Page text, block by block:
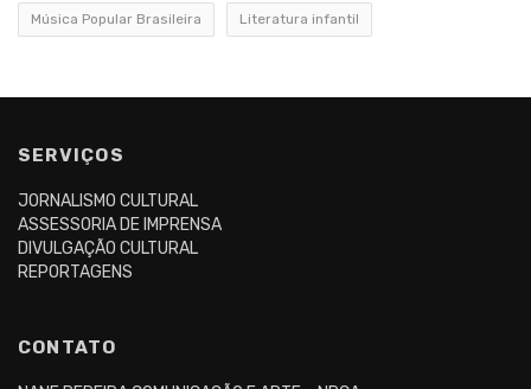
Música Popular Brasileira Literatura infantil
SERVIÇOS
JORNALISMO CULTURAL
ASSESSORIA DE IMPRENSA
DIVULGAÇÃO CULTURAL
REPORTAGENS
CONTATO